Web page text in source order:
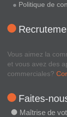
Politique de
Vous aimez la
et vous avez des
commerciales?
Faites-
Maîtrise de